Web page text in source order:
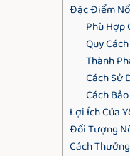
Đặc Điểm
Phù Hợp
Quy
Thành
Cách Sử
Cách
Lợi Ích Của
Đối Tượng
Cách